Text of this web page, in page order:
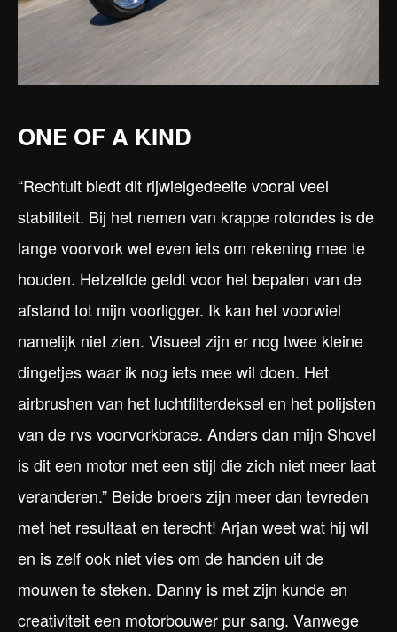
ONE OF A KIND
“Rechtuit biedt dit rijwielgedeelte vooral veel
stabiliteit. Bij het nemen van krappe rotondes is de
lange voorvork wel even iets om rekening mee te
houden. Hetzelfde geldt voor het bepalen van de
afstand tot mijn voorligger. Ik kan het voorwiel
namelijk niet zien. Visueel zijn er nog twee kleine
dingetjes waar ik nog iets mee wil doen. Het
airbrushen van het luchtfilterdeksel en het polijsten
van de rvs voorvorkbrace. Anders dan mijn Shovel
is dit een motor met een stijl die zich niet meer laat
veranderen.” Beide broers zijn meer dan tevreden
met het resultaat en terecht! Arjan weet wat hij wil
en is zelf ook niet vies om de handen uit de
mouwen te steken. Danny is met zijn kunde en
creativiteit een motorbouwer pur sang. Vanwege